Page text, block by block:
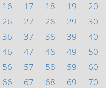
16 17 18 19
20
26 27 28 29
30
36 37 38 39
40
46 47 48 49
50
56 57 58 59
60
66 67 68 69
70